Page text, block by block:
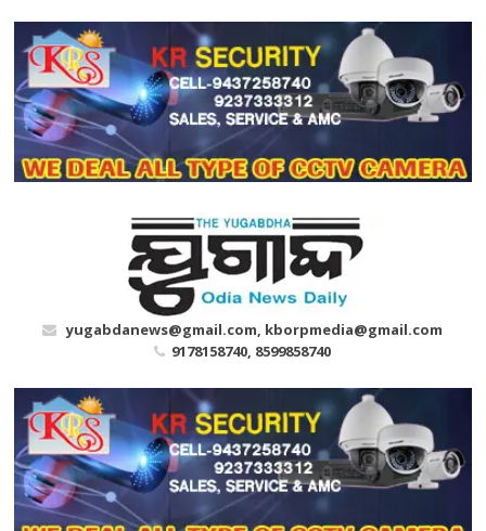
content
yugabdanews@gmail.com, kborpmedia@gmail.com
9178158740, 8599858740